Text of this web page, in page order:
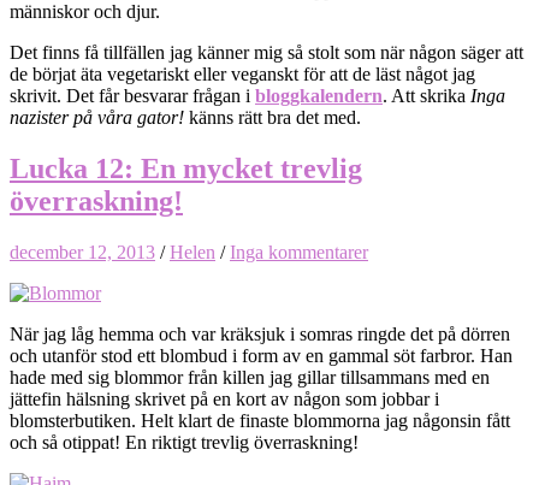
människor och djur.
Det finns få tillfällen jag känner mig så stolt som när någon säger att
de börjat äta vegetariskt eller veganskt för att de läst något jag
skrivit. Det får besvarar frågan i bloggkalendern. Att skrika Inga
nazister på våra gator! känns rätt bra det med.
Lucka 12: En mycket trevlig
överraskning!
december 12, 2013 /Helen /Inga kommentarer
När jag låg hemma och var kräksjuk i somras ringde det på dörren
och utanför stod ett blombud i form av en gammal söt farbror. Han
hade med sig blommor från killen jag gillar tillsammans med en
jättefin hälsning skrivet på en kort av någon som jobbar i
blomsterbutiken. Helt klart de finaste blommorna jag någonsin fått
och så otippat! En riktigt trevlig överraskning!